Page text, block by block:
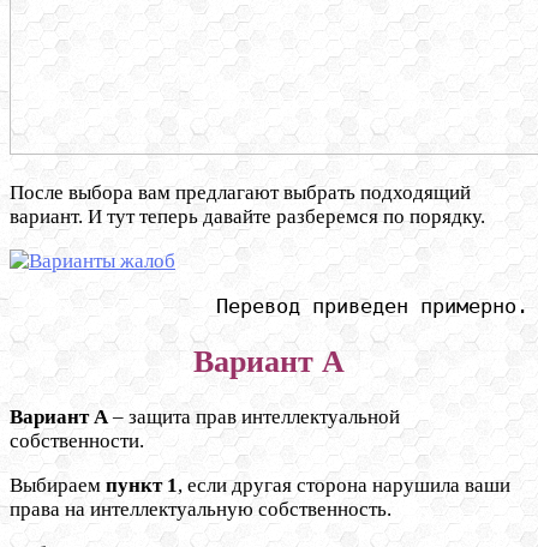
После выбора вам предлагают выбрать подходящий
вариант. И тут теперь давайте разберемся по порядку.
Перевод приведен примерно.
Вариант А
Вариант А – защита прав интеллектуальной
собственности.
Выбираем пункт 1 , если другая сторона нарушила ваши
права на интеллектуальную собственность.